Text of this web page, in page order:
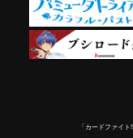
「カードファイ